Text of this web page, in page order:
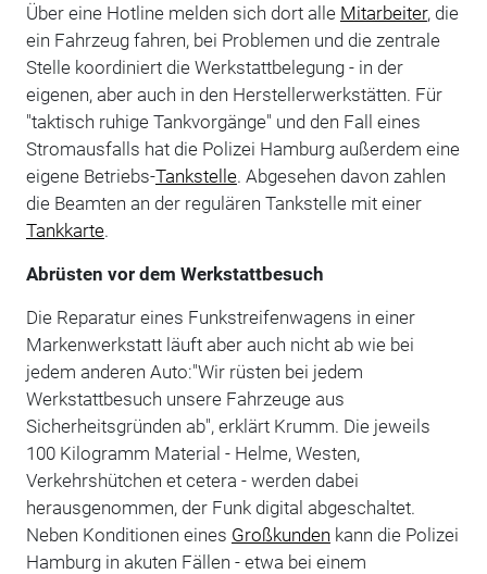
Über eine Hotline melden sich dort alle Mitarbeiter, die
ein Fahrzeug fahren, bei Problemen und die zentrale
Stelle koordiniert die Werkstattbelegung - in der
eigenen, aber auch in den Herstellerwerkstätten. Für
"taktisch ruhige Tankvorgänge" und den Fall eines
Stromausfalls hat die Polizei Hamburg außerdem eine
eigene Betriebs-Tankstelle. Abgesehen davon zahlen
die Beamten an der regulären Tankstelle mit einer
Tankkarte.
Abrüsten vor dem Werkstattbesuch
Die Reparatur eines Funkstreifenwagens in einer
Markenwerkstatt läuft aber auch nicht ab wie bei
jedem anderen Auto:"Wir rüsten bei jedem
Werkstattbesuch unsere Fahrzeuge aus
Sicherheitsgründen ab", erklärt Krumm. Die jeweils
100 Kilogramm Material - Helme, Westen,
Verkehrshütchen et cetera - werden dabei
herausgenommen, der Funk digital abgeschaltet.
Neben Konditionen eines Großkunden kann die Polizei
Hamburg in akuten Fällen - etwa bei einem